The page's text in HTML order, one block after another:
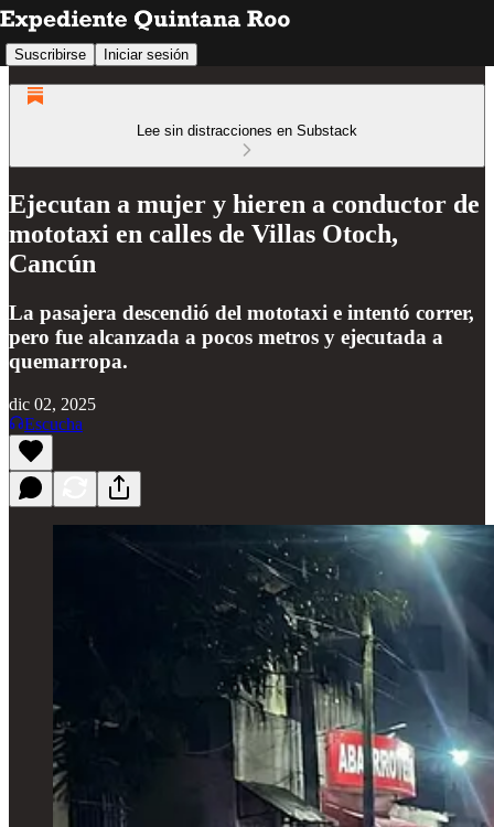
Suscribirse Iniciar sesión
Lee sin distracciones en Substack
Ejecutan a mujer y hieren a conductor de
mototaxi en calles de Villas Otoch,
Cancún
La pasajera descendió del mototaxi e intentó correr,
pero fue alcanzada a pocos metros y ejecutada a
quemarropa.
dic 02, 2025
Escucha